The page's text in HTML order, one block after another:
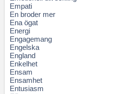
Empati
En broder mer
Ena ögat
Energi
Engagemang
Engelska
England
Enkelhet
Ensam
Ensamhet
Entusiasm